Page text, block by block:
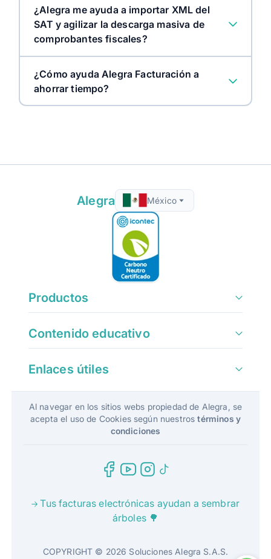
restaurantes o hoteles
e-commerce
¿Alegra me ayuda a importar XML del
SAT y agilizar la descarga masiva de
comprobantes fiscales?
¿Cómo ayuda Alegra Facturación a
ahorrar tiempo?
Alegra México
Productos
Contenido educativo
Enlaces útiles
Al navegar en los sitios webs propiedad de Alegra, se
acepta el uso de Cookies según nuestrostérminos y
condiciones
Tus facturas electrónicas ayudan a sembrar
árboles 🌳
COPYRIGHT © 2026 Soluciones Alegra S.A.S.